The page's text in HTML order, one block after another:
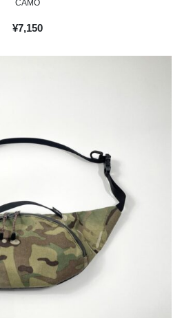
CAMO
¥7,150